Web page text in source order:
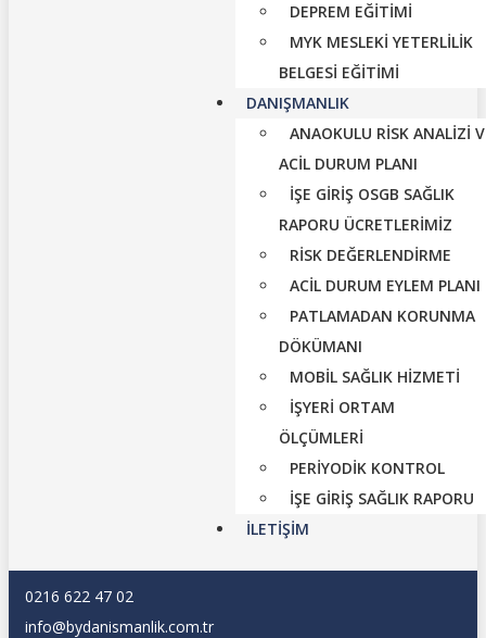
DEPREM EĞİTİMİ
MYK MESLEKİ YETERLİLİK
BELGESİ EĞİTİMİ
DANIŞMANLIK
ANAOKULU RİSK ANALİZİ
ACİL DURUM PLANI
İŞE GİRİŞ OSGB SAĞLIK
RAPORU ÜCRETLERİMİZ
RİSK DEĞERLENDİRME
ACİL DURUM EYLEM PLANI
PATLAMADAN KORUNMA
DÖKÜMANI
MOBİL SAĞLIK HİZMETİ
İŞYERİ ORTAM
ÖLÇÜMLERİ
PERİYODİK KONTROL
İŞE GİRİŞ SAĞLIK RAPORU
İLETIŞIM
0216 622 47 02
info@bydanismanlik.com.tr